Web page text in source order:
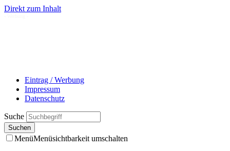
Direkt zum Inhalt
Eintrag / Werbung
Impressum
Datenschutz
Suche
MenüMenüsichtbarkeit umschalten